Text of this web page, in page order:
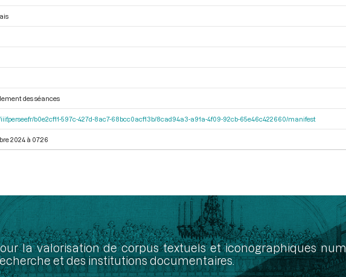
des séances
iiif.persee.fr/b0e2cf11-597c-427d-8ac7-68bcc0acf13b/8cad94a3-a91a-4f09-92cb-65e46c422660/manifest
2024 à 07:26
la valorisation de corpus textuels et iconographiques
et des institutions documentaires.